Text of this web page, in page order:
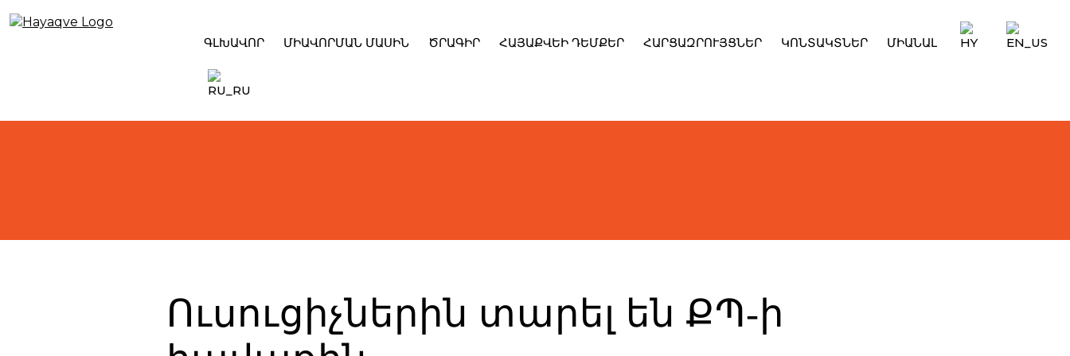
to
ԳԼԽԱՎՈՐ ՄԻԱՎՈՐՄԱՆ ՄԱՍԻՆ ԾՐԱԳԻՐ ՀԱՅԱՔՎԵԻ ԴԵՄՔԵՐ ՀԱՐՑԱԶՐՈՒՅՑՆԵՐ ԿՈՆՏԱԿՏՆԵՐ ՄԻԱՆԱԼ
Ուսուցիչներին տարել են ՔՊ-ի